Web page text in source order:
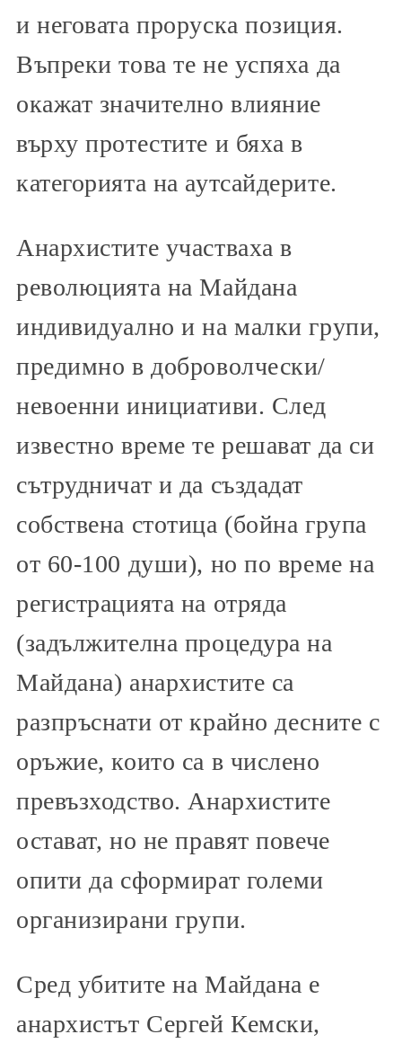
и неговата проруска позиция.
Въпреки това те не успяха да
окажат значително влияние
върху протестите и бяха в
категорията на аутсайдерите.
Анархистите участваха в
революцията на Майдана
индивидуално и на малки групи,
предимно в доброволчески/
невоенни инициативи. След
известно време те решават да си
сътрудничат и да създадат
собствена стотица (бойна група
от 60-100 души), но по време на
регистрацията на отряда
(задължителна процедура на
Майдана) анархистите са
разпръснати от крайно десните с
оръжие, които са в числено
превъзходство. Анархистите
остават, но не правят повече
опити да сформират големи
организирани групи.
Сред убитите на Майдана е
анархистът Сергей Кемски,